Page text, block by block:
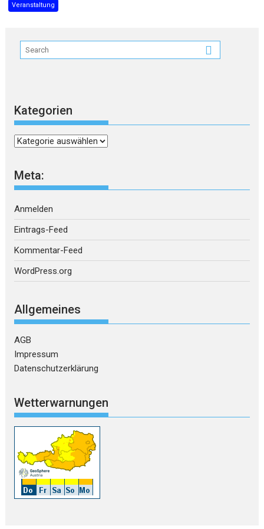
Veranstaltung
Kategorien
Kategorien
Meta:
Anmelden
Eintrags-Feed
Kommentar-Feed
WordPress.org
Allgemeines
AGB
Impressum
Datenschutzerklärung
Wetterwarnungen